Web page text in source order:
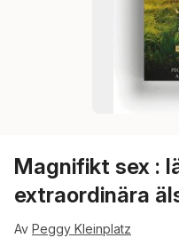
Magnifikt sex :
extraordinära
Av Peggy Kleinplatz